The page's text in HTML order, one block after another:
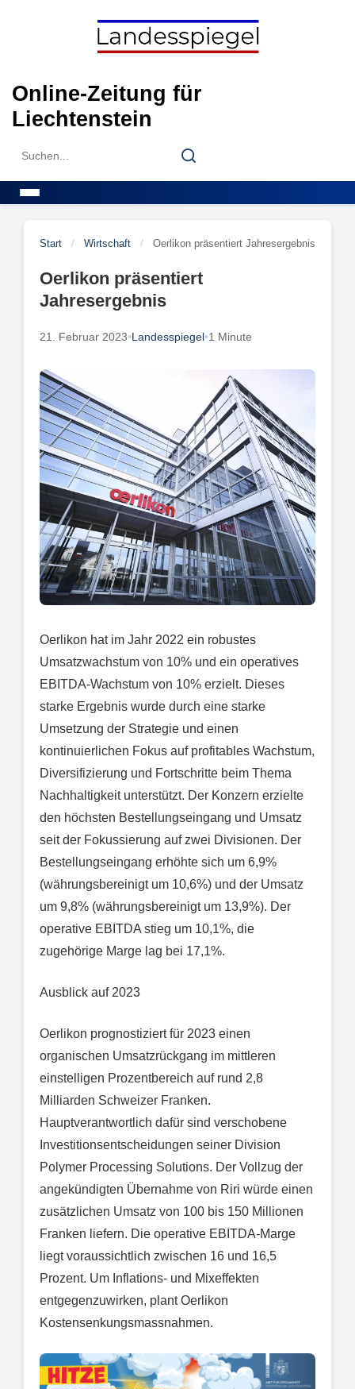
Online-Zeitung für
Liechtenstein
Search
Search
Start / Wirtschaft / Oerlikon präsentiert Jahresergebnis
Oerlikon präsentiert
Jahresergebnis
21. Februar 2023•Landesspiegel•1 Minute
Oerlikon hat im Jahr 2022 ein robustes
Umsatzwachstum von 10% und ein operatives
EBITDA-Wachstum von 10% erzielt. Dieses
starke Ergebnis wurde durch eine starke
Umsetzung der Strategie und einen
kontinuierlichen Fokus auf profitables Wachstum,
Diversifizierung und Fortschritte beim Thema
Nachhaltigkeit unterstützt. Der Konzern erzielte
den höchsten Bestellungseingang und Umsatz
seit der Fokussierung auf zwei Divisionen. Der
Bestellungseingang erhöhte sich um 6,9%
(währungsbereinigt um 10,6%) und der Umsatz
um 9,8% (währungsbereinigt um 13,9%). Der
operative EBITDA stieg um 10,1%, die
zugehörige Marge lag bei 17,1%.
Ausblick auf 2023
Oerlikon prognostiziert für 2023 einen
organischen Umsatzrückgang im mittleren
einstelligen Prozentbereich auf rund 2,8
Milliarden Schweizer Franken.
Hauptverantwortlich dafür sind verschobene
Investitionsentscheidungen seiner Division
Polymer Processing Solutions. Der Vollzug der
angekündigten Übernahme von Riri würde einen
zusätzlichen Umsatz von 100 bis 150 Millionen
Franken liefern. Die operative EBITDA-Marge
liegt voraussichtlich zwischen 16 und 16,5
Prozent. Um Inflations- und Mixeffekten
entgegenzuwirken, plant Oerlikon
Kostensenkungsmassnahmen.